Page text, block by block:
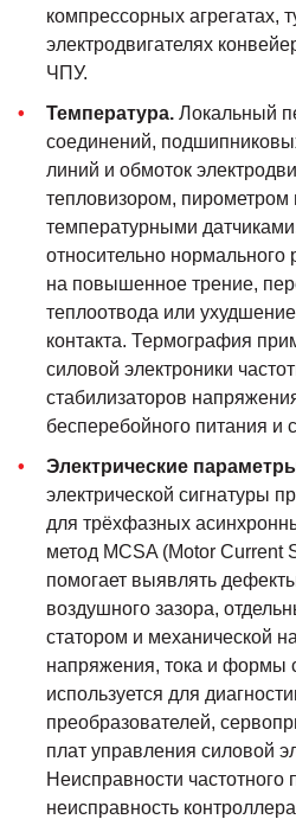
компрессорных агрегатах,
электродвигателях
ЧПУ.
Температура. Локальный
соединений,
линий и обмоток
тепловизором,
температурными
относительно
на повышенное трение,
теплоотвода или ухудшение
контакта. Термография
силовой электроники
стабилизаторов
бесперебойного питания и
Электрические
электрической сигнатуры
для трёхфазных
метод MCSA (Motor Current
помогает выявлять
воздушного зазора,
статором и механической
напряжения, тока и формы
используется для
преобразователей,
плат управления силовой
Неисправности частотного
неисправность